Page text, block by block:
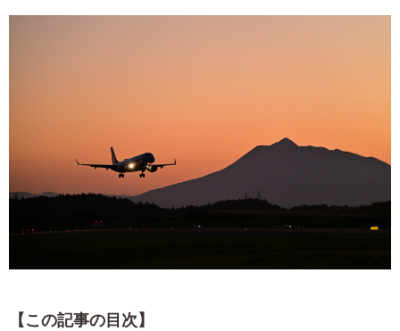
【この記事の目次】